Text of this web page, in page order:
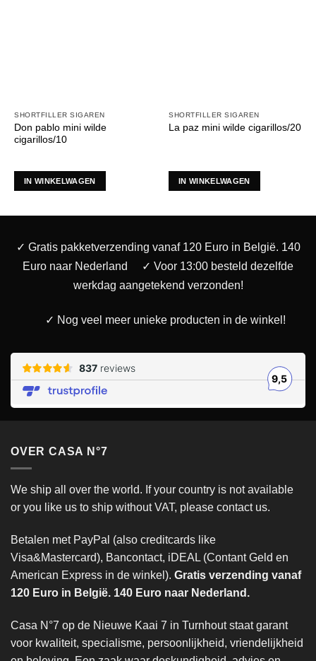
SHORTFILLER SIGAREN
Don pablo mini wilde
cigarillos/10
IN WINKELWAGEN
SHORTFILLER SIGAREN
La paz mini wilde cigarillos/20
IN WINKELWAGEN
✓ Gratis pakketverzending vanaf 120 Euro in België. 140
Euro naar Nederland
✓ Voor 13:00 besteld dezelfde
werkdag aangetekend verzonden!
✓ Nog veel meer unieke producten in de winkel!
OVER CASA N°7
We ship all over the world. If your country is not available
or you like us to ship without VAT, please contact us.
Betalen met PayPal (also creditcards like
Visa&Mastercard), Bancontact, iDEAL (Contant Geld en
American Express in de winkel). Gratis verzending vanaf
120 Euro in België. 140 Euro naar Nederland.
Casa N°7 op de Nieuwe Kaai 7 in Turnhout staat garant
voor kwaliteit, specialisme, persoonlijkheid, vriendelijkheid